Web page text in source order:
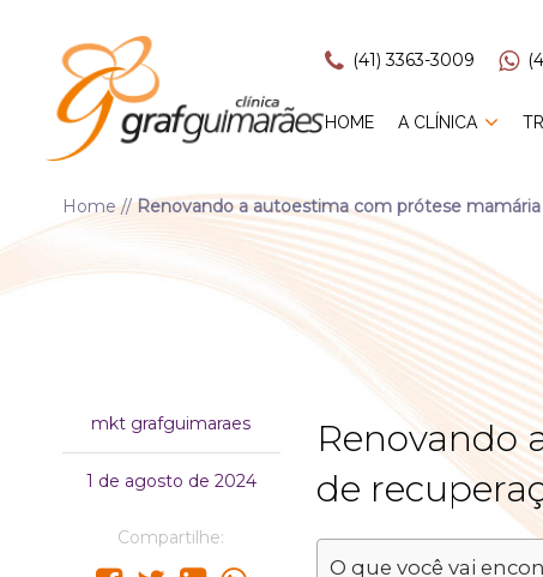
(41) 3363-3009
HOME A CLÍNICA
Home//Renovando a autoestima com prótese mamária
mkt grafguimaraes
1 de agosto de 2024
Compartilhe:
Renovando
de
O que você vai